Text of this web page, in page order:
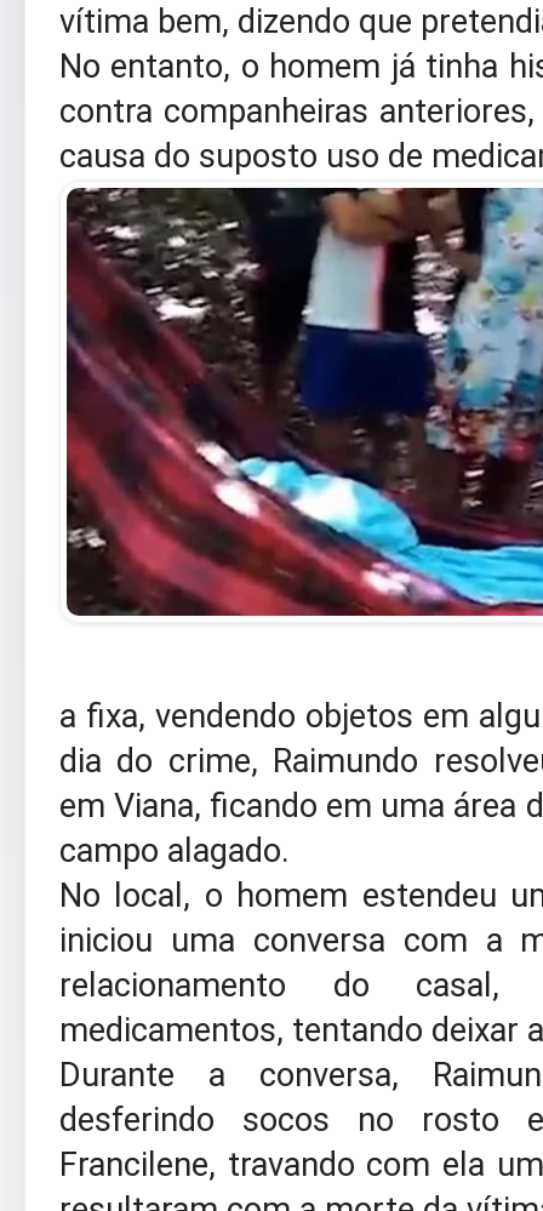
vítima bem, dizendo que
No entanto, o homem já tinha
contra companheiras
causa do suposto uso de
a fixa, vendendo objetos em
dia do crime, Raimundo
em Viana, ficando em uma área
campo alagado.
No local, o homem estendeu
iniciou uma conversa com a
relacionamento do casal,
medicamentos, tentando deixar
Durante a conversa,
desferindo socos no rosto
Francilene, travando com ela